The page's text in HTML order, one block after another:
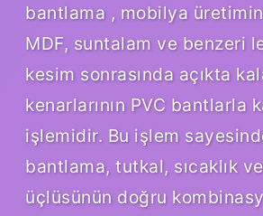
bantlama , mobilya
MDF, suntalam ve benzeri
kesim sonrasında açıkta
kenarlarının PVC bantlarla
işlemidir. Bu işlem
bantlama, tutkal, sıcaklık
üçlüsünün doğru